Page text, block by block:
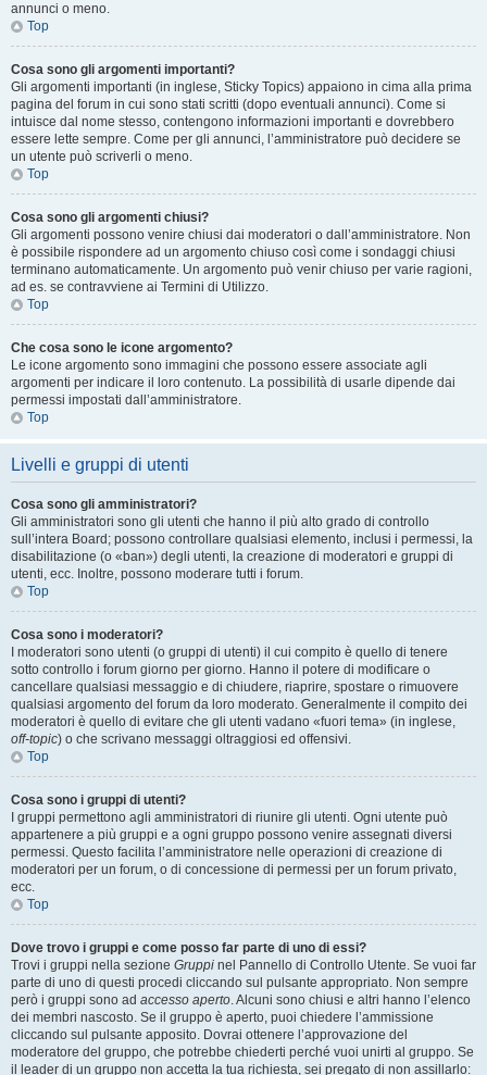
annunci o meno.
Top
Cosa sono gli argomenti importanti?
Gli argomenti importanti (in inglese, Sticky Topics) appaiono in cima alla prima
pagina del forum in cui sono stati scritti (dopo eventuali annunci). Come si
intuisce dal nome stesso, contengono informazioni importanti e dovrebbero
essere lette sempre. Come per gli annunci, l’amministratore può decidere se
un utente può scriverli o meno.
Top
Cosa sono gli argomenti chiusi?
Gli argomenti possono venire chiusi dai moderatori o dall’amministratore. Non
è possibile rispondere ad un argomento chiuso così come i sondaggi chiusi
terminano automaticamente. Un argomento può venir chiuso per varie ragioni,
ad es. se contravviene ai Termini di Utilizzo.
Top
Che cosa sono le icone argomento?
Le icone argomento sono immagini che possono essere associate agli
argomenti per indicare il loro contenuto. La possibilità di usarle dipende dai
permessi impostati dall’amministratore.
Top
Livelli e gruppi di utenti
Cosa sono gli amministratori?
Gli amministratori sono gli utenti che hanno il più alto grado di controllo
sull’intera Board; possono controllare qualsiasi elemento, inclusi i permessi, la
disabilitazione (o «ban») degli utenti, la creazione di moderatori e gruppi di
utenti, ecc. Inoltre, possono moderare tutti i forum.
Top
Cosa sono i moderatori?
I moderatori sono utenti (o gruppi di utenti) il cui compito è quello di tenere
sotto controllo i forum giorno per giorno. Hanno il potere di modificare o
cancellare qualsiasi messaggio e di chiudere, riaprire, spostare o rimuovere
qualsiasi argomento del forum da loro moderato. Generalmente il compito dei
moderatori è quello di evitare che gli utenti vadano «fuori tema» (in inglese,
off-topic) o che scrivano messaggi oltraggiosi ed offensivi.
Top
Cosa sono i gruppi di utenti?
I gruppi permettono agli amministratori di riunire gli utenti. Ogni utente può
appartenere a più gruppi e a ogni gruppo possono venire assegnati diversi
permessi. Questo facilita l’amministratore nelle operazioni di creazione di
moderatori per un forum, o di concessione di permessi per un forum privato,
ecc.
Top
Dove trovo i gruppi e come posso far parte di uno di essi?
Trovi i gruppi nella sezione Gruppi nel Pannello di Controllo Utente. Se vuoi far
parte di uno di questi procedi cliccando sul pulsante appropriato. Non sempre
però i gruppi sono ad accesso aperto. Alcuni sono chiusi e altri hanno l’elenco
dei membri nascosto. Se il gruppo è aperto, puoi chiedere l’ammissione
cliccando sul pulsante apposito. Dovrai ottenere l’approvazione del
moderatore del gruppo, che potrebbe chiederti perché vuoi unirti al gruppo. Se
il leader di un gruppo non accetta la tua richiesta, sei pregato di non assillarlo: